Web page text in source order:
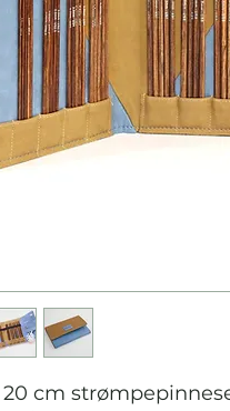
cm